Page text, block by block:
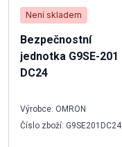
Není skladem
Bezpečnostní
jednotka G9SE-201
DC24
Výrobce: OMRON
Číslo zboží: G9SE201DC24